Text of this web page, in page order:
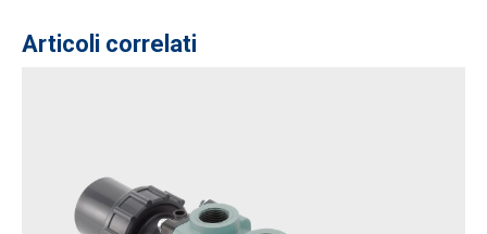
Articoli correlati